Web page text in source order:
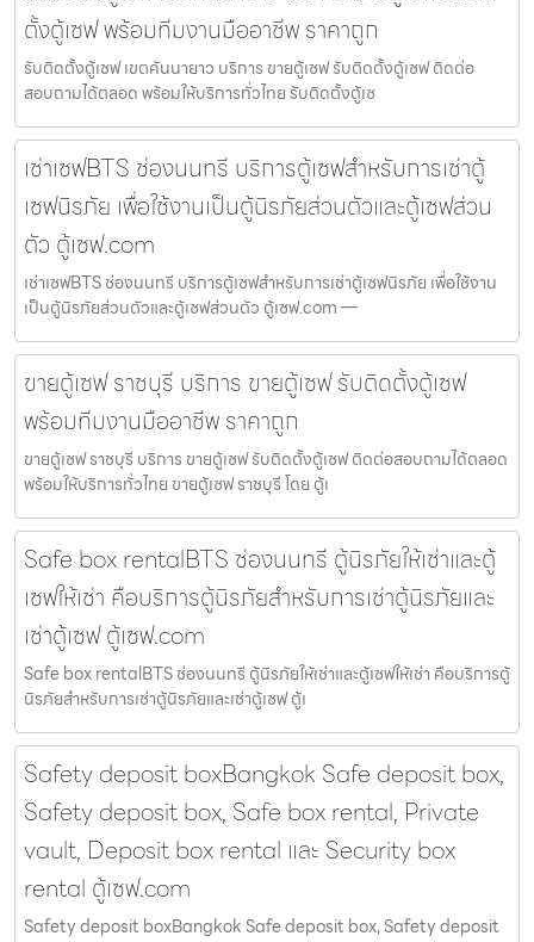
ตั้งตู้เซฟ พร้อมทีมงานมืออาชีพ ราคาถูก
รับติดตั้งตู้เซฟ เขตคันนายาว บริการ ขายตู้เซฟ รับติดตั้งตู้เซฟ ติดต่อ
สอบถามได้ตลอด พร้อมให้บริการทั่วไทย รับติดตั้งตู้เซ
เช่าเซฟBTS ช่องนนทรี บริการตู้เซฟสำหรับการเช่าตู้
เซฟนิรภัย เพื่อใช้งานเป็นตู้นิรภัยส่วนตัวและตู้เซฟส่วน
ตัว ตู้เซฟ.com
เช่าเซฟBTS ช่องนนทรี บริการตู้เซฟสำหรับการเช่าตู้เซฟนิรภัย เพื่อใช้งาน
เป็นตู้นิรภัยส่วนตัวและตู้เซฟส่วนตัว ตู้เซฟ.com —
ขายตู้เซฟ ราชบุรี บริการ ขายตู้เซฟ รับติดตั้งตู้เซฟ
พร้อมทีมงานมืออาชีพ ราคาถูก
ขายตู้เซฟ ราชบุรี บริการ ขายตู้เซฟ รับติดตั้งตู้เซฟ ติดต่อสอบถามได้ตลอด
พร้อมให้บริการทั่วไทย ขายตู้เซฟ ราชบุรี โดย ตู้เ
Safe box rentalBTS ช่องนนทรี ตู้นิรภัยให้เช่าและตู้
เซฟให้เช่า คือบริการตู้นิรภัยสำหรับการเช่าตู้นิรภัยและ
เช่าตู้เซฟ ตู้เซฟ.com
Safe box rentalBTS ช่องนนทรี ตู้นิรภัยให้เช่าและตู้เซฟให้เช่า คือบริการตู้
นิรภัยสำหรับการเช่าตู้นิรภัยและเช่าตู้เซฟ ตู้เ
Safety deposit boxBangkok Safe deposit box,
Safety deposit box, Safe box rental, Private
vault, Deposit box rental และ Security box
rental ตู้เซฟ.com
Safety deposit boxBangkok Safe deposit box, Safety deposit